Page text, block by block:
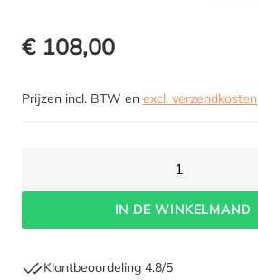
€ 108,00
Prijzen incl. BTW en excl. verzendkosten
1
IN DE WINKELMAND
Klantbeoordeling 4.8/5